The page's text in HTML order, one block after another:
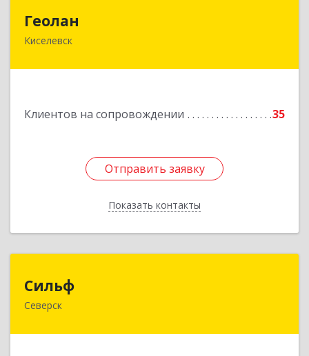
Геолан
Киселевск
Клиентов на сопровождении 35
Отправить заявку
Показать контакты
Отправить заявку
Назад
Сильф
Северск
636000, Томская обл, Северск г, Спортивная ул,